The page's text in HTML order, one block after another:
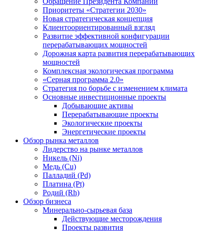
Приоритеты «Стратегии 2030»
Новая стратегическая концепция
Клиентоориентированный взгляд
Развитие эффективной конфигурации
перерабатывающих мощностей
Дорожная карта развития перерабатывающих
мощностей
Комплексная экологическая программа
«Серная программа 2.0»
Стратегия по борьбе с изменением климата
Основные инвестиционные проекты
Добывающие активы
Перерабатывающие проекты
Экологические проекты
Энергетические проекты
Обзор рынка металлов
Лидерство на рынке металлов
Никель (Ni)
Медь (Cu)
Палладий (Pd)
Платина (Pt)
Родий (Rh)
Обзор бизнеса
Минерально-сырьевая база
Действующие месторождения
Проекты развития